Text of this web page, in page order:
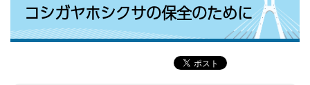
コシガヤホシクサの保全のために